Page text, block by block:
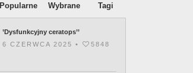
Popularne Wybrane Tagi
’Dysfunkcyjny ceratops’’
6 CZERWCA 2025 •
5848